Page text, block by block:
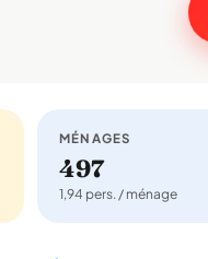
MÉNAGES
497
1,94 pers. / ménage